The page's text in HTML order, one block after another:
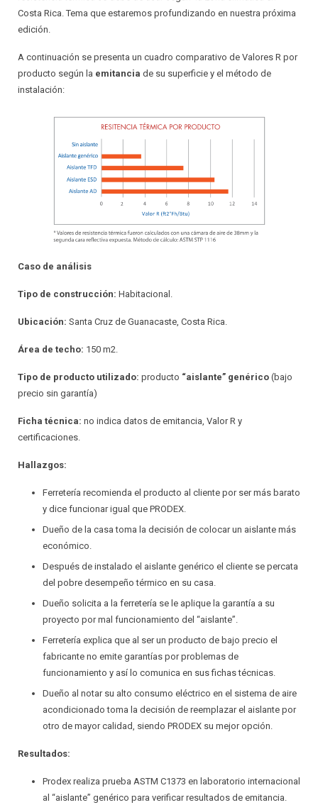
Costa Rica. Tema que estaremos profundizando en nuestra próxima
edición.
A continuación se presenta un cuadro comparativo de Valores R por
producto según la emitancia de su superficie y el método de
instalación:
Caso de análisis
Tipo de construcción: Habitacional.
Ubicación: Santa Cruz de Guanacaste, Costa Rica.
Área de techo: 150 m2.
Tipo de producto utilizado: producto “aislante” genérico (bajo
precio sin garantía)
Ficha técnica: no indica datos de emitancia, Valor R y
certificaciones.
Hallazgos:
Ferretería recomienda el producto al cliente por ser más barato
y dice funcionar igual que PRODEX.
Dueño de la casa toma la decisión de colocar un aislante más
económico.
Después de instalado el aislante genérico el cliente se percata
del pobre desempeño térmico en su casa.
Dueño solicita a la ferretería se le aplique la garantía a su
proyecto por mal funcionamiento del “aislante”.
Ferretería explica que al ser un producto de bajo precio el
fabricante no emite garantías por problemas de
funcionamiento y así lo comunica en sus fichas técnicas.
Dueño al notar su alto consumo eléctrico en el sistema de aire
acondicionado toma la decisión de reemplazar el aislante por
otro de mayor calidad, siendo PRODEX su mejor opción.
Resultados:
Prodex realiza prueba ASTM C1373 en laboratorio internacional
al “aislante” genérico para verificar resultados de emitancia.